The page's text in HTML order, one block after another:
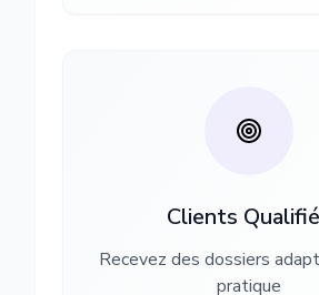
Clients
Recevez des dossiers
pratique